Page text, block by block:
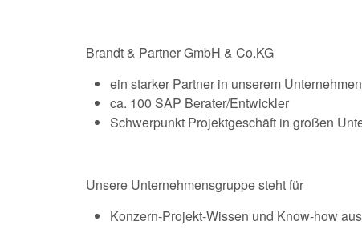
Brandt & Partner GmbH & Co.KG
ein starker Partner in unserem
ca. 100 SAP Berater/Entwickler
Schwerpunkt Projektgeschäft in großen
Unsere Unternehmensgruppe steht für
Konzern-Projekt-Wissen und Know-how